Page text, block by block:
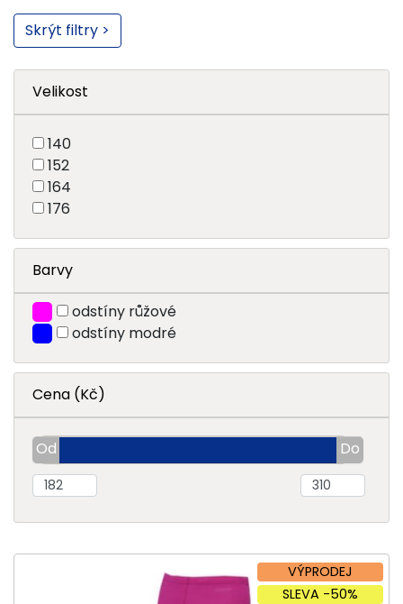
Skrýt filtry >
Velikost
140
152
164
176
Barvy
odstíny růžové
odstíny modré
Cena (Kč)
VÝPRODEJ
SLEVA -50%